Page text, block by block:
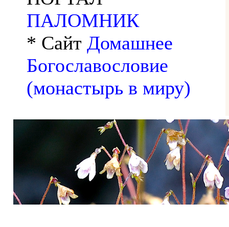
ПАЛОМНИК
* Сайт Домашнее
Богославословие
(монастырь в миру)